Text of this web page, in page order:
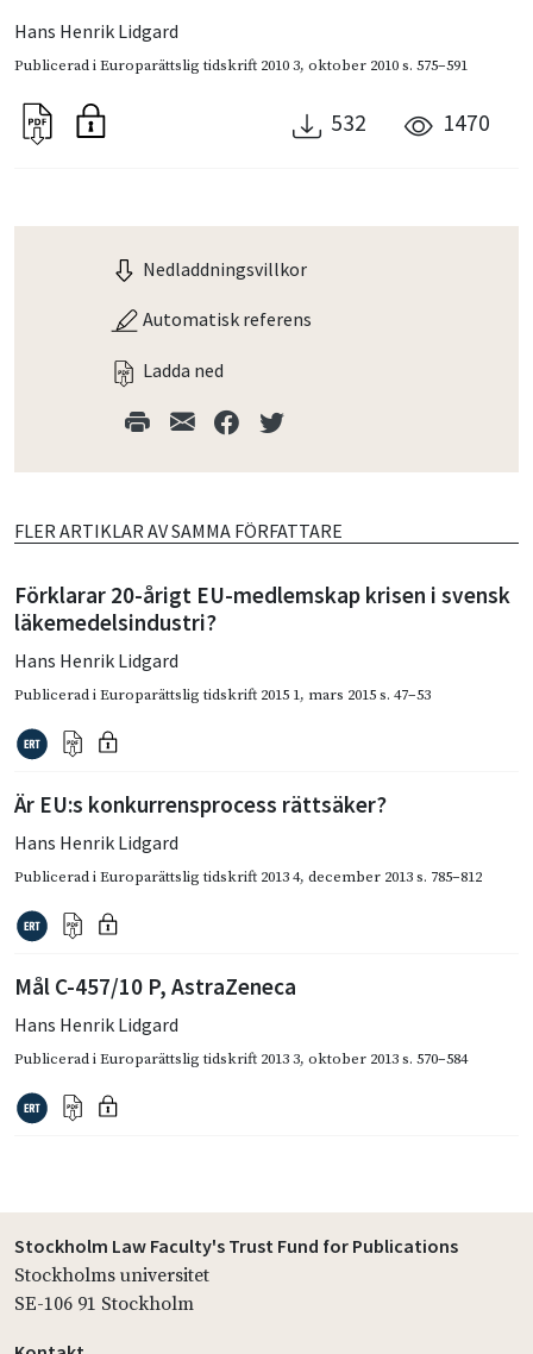
Hans Henrik Lidgard
Publicerad iEuroparättslig tidskrift 2010 3, oktober 2010s. 575–591
532 1470
Nedladdningsvillkor
Automatisk referens
Ladda ned
FLER ARTIKLAR AV SAMMA FÖRFATTARE
Förklarar 20-årigt EU-medlemskap krisen i svensk
läkemedelsindustri?
Hans Henrik Lidgard
Publicerad iEuroparättslig tidskrift 2015 1, mars 2015s. 47–53
Är EU:s konkurrensprocess rättsäker?
Hans Henrik Lidgard
Publicerad iEuroparättslig tidskrift 2013 4, december 2013s. 785–812
Mål C-457/10 P, AstraZeneca
Hans Henrik Lidgard
Publicerad iEuroparättslig tidskrift 2013 3, oktober 2013s. 570–584
Stockholm Law Faculty's Trust Fund for Publications
Stockholms universitet
SE-106 91 Stockholm